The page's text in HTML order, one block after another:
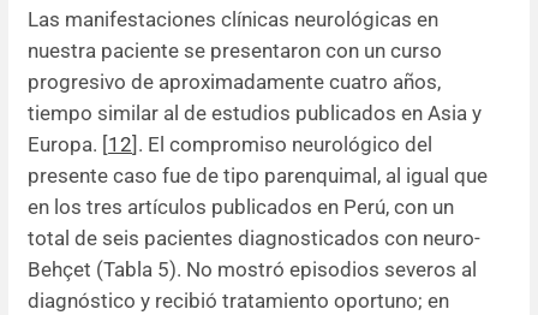
Las manifestaciones clínicas neurológicas en
nuestra paciente se presentaron con un curso
progresivo de aproximadamente cuatro años,
tiempo similar al de estudios publicados en Asia y
Europa. [12]. El compromiso neurológico del
presente caso fue de tipo parenquimal, al igual que
en los tres artículos publicados en Perú, con un
total de seis pacientes diagnosticados con neuro-
Behçet (Tabla 5). No mostró episodios severos al
diagnóstico y recibió tratamiento oportuno; en